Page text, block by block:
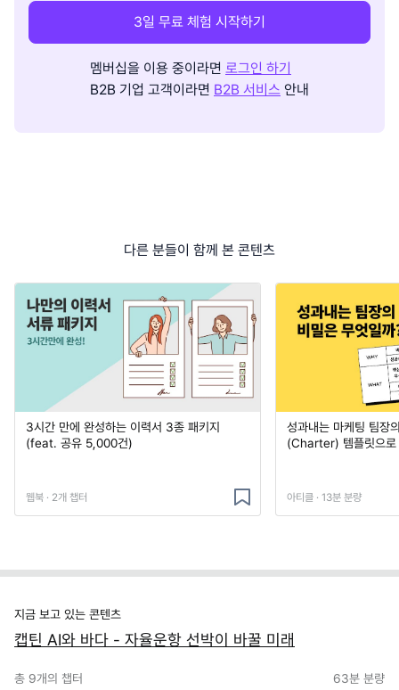
3일 무료 체험 시작하기
멤버십을 이용 중이라면 로그인 하기
B2B 기업 고객이라면 B2B 서비스 안내
다른 분들이 함께 본 콘텐츠
3시간 만에 완성하는 이력서 3종 패키지
(feat. 공유 5,000건)
웹북 · 2개 챕터
성과내는 마케팅 팀장
(Charter) 템플릿으로
아티클 · 13분 분량
지금 보고 있는 콘텐츠
캡틴 AI와 바다 - 자율운항 선박이 바꿀 미래
총 9개의 챕터 63분 분량